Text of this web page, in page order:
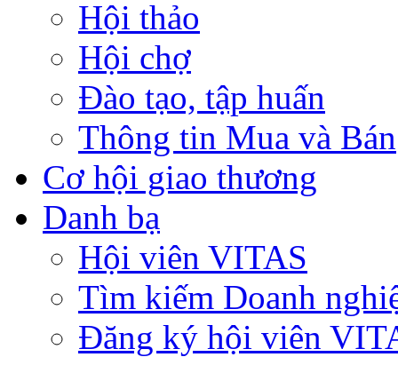
Hội thảo
Hội chợ
Đào tạo, tập huấn
Thông tin Mua và Bán
Cơ hội giao thương
Danh bạ
Hội viên VITAS
Tìm kiếm Doanh
Đăng ký hội viên